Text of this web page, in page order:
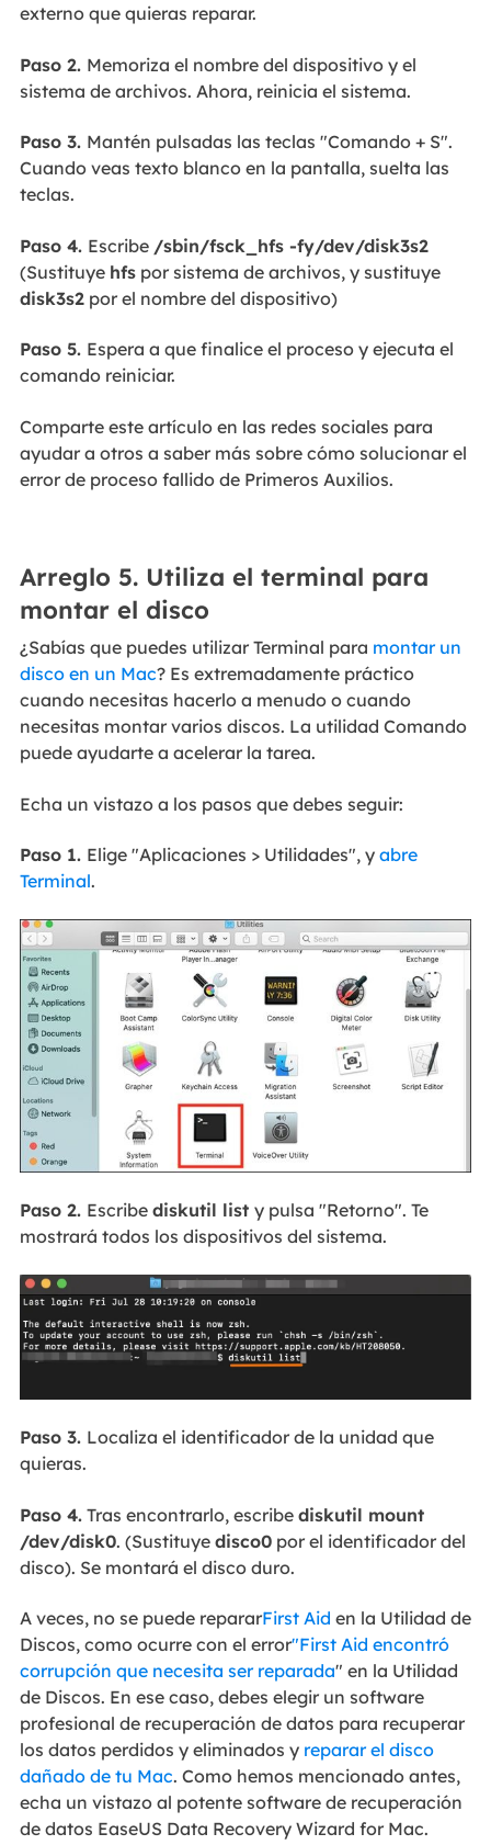
externo que quieras reparar.
Paso 2. Memoriza el nombre del dispositivo y el
sistema de archivos. Ahora, reinicia el sistema.
Paso 3. Mantén pulsadas las teclas "Comando + S".
Cuando veas texto blanco en la pantalla, suelta las
teclas.
Paso 4. Escribe /sbin/fsck_hfs -fy/dev/disk3s2
(Sustituye hfspor sistema de archivos, y sustituye
disk3s2por el nombre del dispositivo)
Paso 5. Espera a que finalice el proceso y ejecuta el
comando reiniciar.
Comparte este artículo en las redes sociales para
ayudar a otros a saber más sobre cómo solucionar el
error de proceso fallido de Primeros Auxilios.
Arreglo 5. Utiliza el terminal para
montar el disco
¿Sabías que puedes utilizar Terminal para montar un
disco en un Mac? Es extremadamente práctico
cuando necesitas hacerlo a menudo o cuando
necesitas montar varios discos. La utilidad Comando
puede ayudarte a acelerar la tarea.
Echa un vistazo a los pasos que debes seguir:
Paso 1. Elige "Aplicaciones > Utilidades", y abre
Terminal.
Paso 2. Escribe diskutil list y pulsa "Retorno". Te
mostrará todos los dispositivos del sistema.
Paso 3. Localiza el identificador de la unidad que
quieras.
Paso 4.Tras encontrarlo, escribe diskutil mount
/dev/disk0. (Sustituye disco0por el identificador del
disco). Se montará el disco duro.
A veces, no se puede repararFirst Aid en la Utilidad de
Discos, como ocurre con el error"First Aid encontró
corrupción que necesita ser reparada" en la Utilidad
de Discos. En ese caso, debes elegir un software
profesional de recuperación de datos para recuperar
los datos perdidos y eliminados y reparar el disco
dañado de tu Mac. Como hemos mencionado antes,
echa un vistazo al potente software de recuperación
de datos EaseUS Data Recovery Wizard for Mac.